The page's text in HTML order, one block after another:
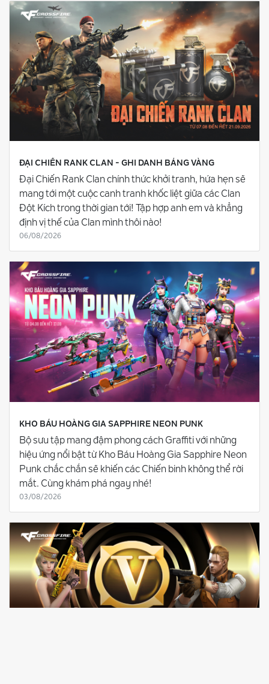
ĐẠI CHIẾN RANK CLAN - GHI DANH BẢNG VÀNG
Đại Chiến Rank Clan chính thức khởi tranh, hứa hẹn sẽ
mang tới một cuộc canh tranh khốc liệt giữa các Clan
Đột Kích trong thời gian tới! Tập hợp anh em và khẳng
định vị thế của Clan mình thôi nào!
06/08/2026
KHO BÁU HOÀNG GIA SAPPHIRE NEON PUNK
Bộ sưu tập mang đậm phong cách Graffiti với những
hiệu ứng nổi bật từ Kho Báu Hoàng Gia Sapphire Neon
Punk chắc chắn sẽ khiến các Chiến binh không thể rời
mắt. Cùng khám phá ngay nhé!
03/08/2026